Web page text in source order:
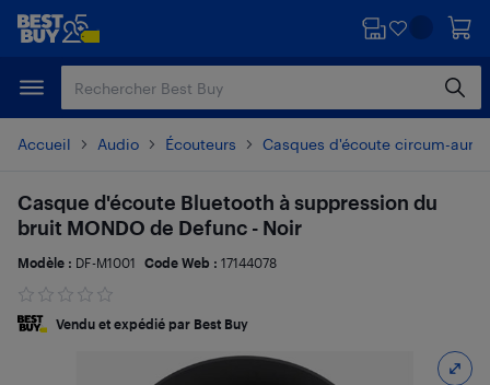
Passer
principal
Passer
Accueil Audio Écouteurs Casques d'écoute circum-
Casque d'écoute Bluetooth à suppression du
bruit MONDO de Defunc - Noir
Modèle : DF-M1001 Code Web : 17144078
Vendu et expédié par Best Buy